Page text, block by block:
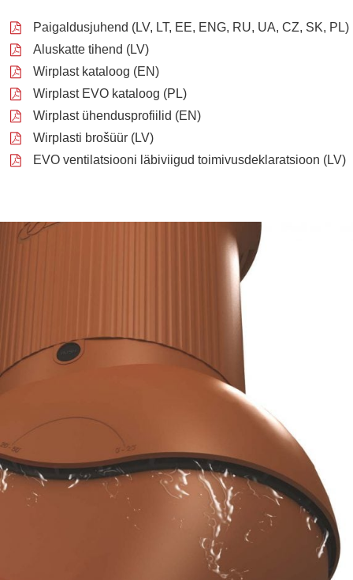
Paigaldusjuhend (LV, LT, EE, ENG, RU, UA, CZ, SK, PL)
Aluskatte tihend (LV)
Wirplast kataloog (EN)
Wirplast EVO kataloog (PL)
Wirplast ühendusprofiilid (EN)
Wirplasti brošüür (LV)
EVO ventilatsiooni läbiviigud toimivusdeklaratsioon (LV)